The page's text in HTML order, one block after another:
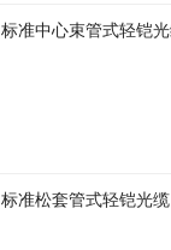
标准中心束管式轻铠光
标准松套管式轻铠光缆